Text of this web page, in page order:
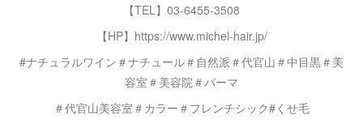
【TEL】03-6455-3508
【HP】https://www.michel-hair.jp/
#ナチュラルワイン＃ナチュール＃自然派＃代官山＃中目黒＃美
容室＃美容院＃パーマ
＃代官山美容室＃カラー＃フレンチシック#くせ毛